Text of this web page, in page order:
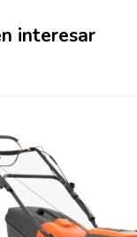
interesar